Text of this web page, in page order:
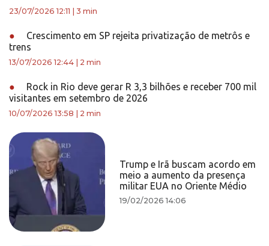
23/07/2026 12:11 3 min
●
Crescimento em SP rejeita privatização de metrôs e
trens
13/07/2026 12:44 2 min
●
Rock in Rio deve gerar R 3,3 bilhões e receber 700 mil
visitantes em setembro de 2026
10/07/2026 13:58 2 min
Trump e Irã buscam acordo em
meio a aumento da presença
militar EUA no Oriente Médio
19/02/2026 14:06